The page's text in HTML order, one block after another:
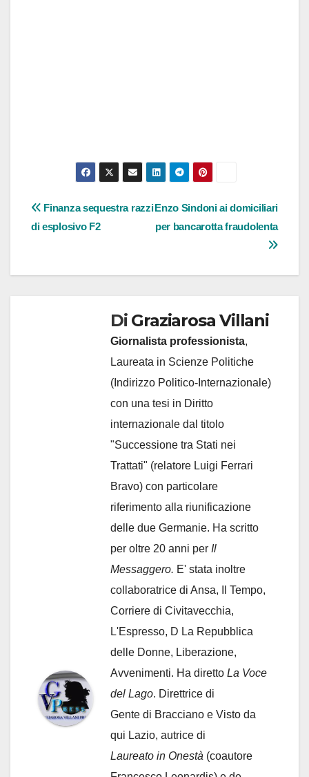
Navigazione
articoli
Enzo Sindoni ai domiciliari
per bancarotta fraudolenta
Finanza sequestra razzi
di esplosivo F2
Di Graziarosa Villani
Giornalista professionista,
Laureata in Scienze Politiche
(Indirizzo Politico-Internazionale)
con una tesi in Diritto
internazionale dal titolo
"Successione tra Stati nei
Trattati" (relatore Luigi Ferrari
Bravo) con particolare
riferimento alla riunificazione
delle due Germanie. Ha scritto
per oltre 20 anni per Il
Messaggero. E' stata inoltre
collaboratrice di Ansa, Il Tempo,
Corriere di Civitavecchia,
L'Espresso, D La Repubblica
delle Donne, Liberazione,
Avvenimenti. Ha diretto La Voce
del Lago. Direttrice di
Gente di Bracciano e Visto da
qui Lazio, autrice di
Laureato in Onestà (coautore